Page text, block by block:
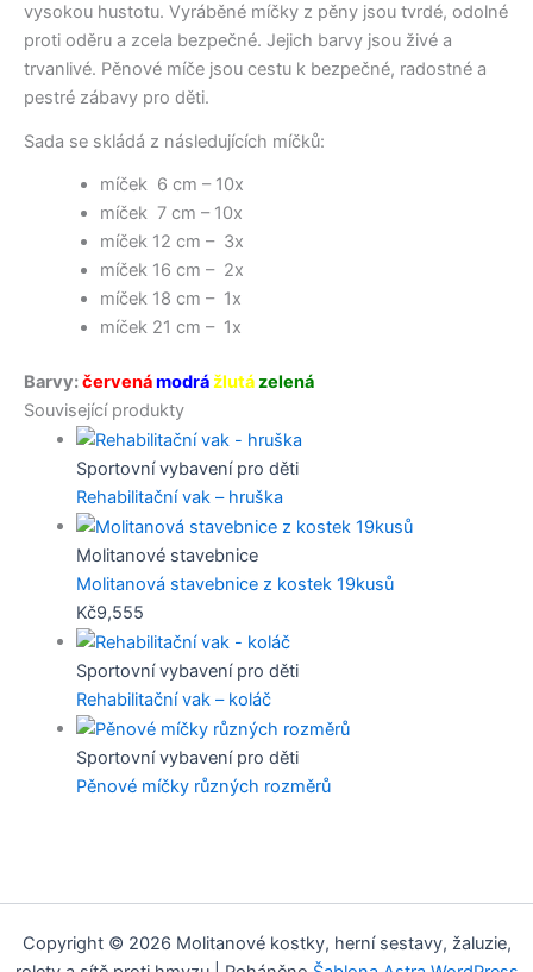
vysokou hustotu. Vyráběné míčky z pěny jsou tvrdé, odolné
proti oděru a zcela bezpečné. Jejich barvy jsou živé a
trvanlivé. Pěnové míče jsou cestu k bezpečné, radostné a
pestré zábavy pro děti.
Sada se skládá z následujících míčků:
míček 6 cm – 10x
míček 7 cm – 10x
míček 12 cm – 3x
míček 16 cm – 2x
míček 18 cm – 1x
míček 21 cm – 1x
Barvy:červenámodrážlutázelená
Související produkty
Sportovní vybavení pro děti
Rehabilitační vak – hruška
Tento
produkt
má
více
variant.
Možnosti
lze
vybrat
na
stránce
Molitanové stavebnice
Molitanová stavebnice z kostek 19kusů
Kč9,555
Sportovní vybavení pro děti
Rehabilitační vak – koláč
Tento
produkt
má
lze
na
Sportovní vybavení pro děti
Pěnové míčky různých rozměrů
více
Možnosti
Copyright © 2026 Molitanové kostky, herní sestavy, žaluzie,